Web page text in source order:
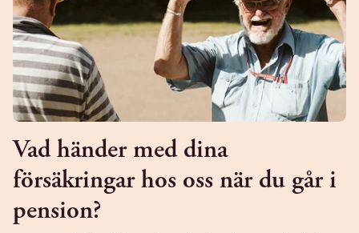
Vad händer med dina
försäkringar hos oss när du går i
pension?